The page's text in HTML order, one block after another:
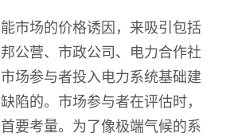
市场的价格诱因，来吸引包括
公营、市政公司、电力合作社
场参与者投入电力系统基础建
陷的。市场参与者在评估时，
要考量。为了像极端气候的系